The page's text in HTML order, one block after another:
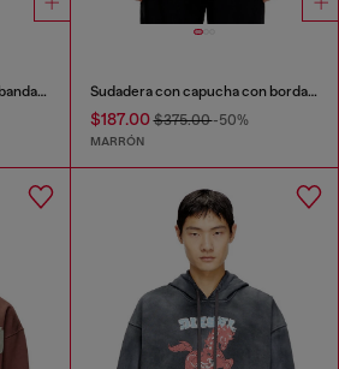
Sudadera con cremallera y bandas en las mangas Sudadera con capucha con bordado del logotipo
$187.00$375.00-50%
MARRÓN